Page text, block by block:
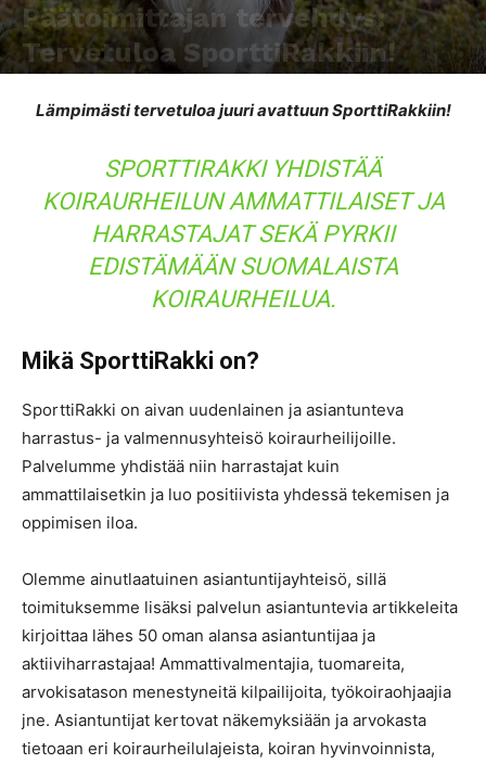
Päätoimittajan tervehdys:
Tervetuloa SporttiRakkiin!
Lämpimästi tervetuloa juuri avattuun SporttiRakkiin!
SPORTTIRAKKI YHDISTÄÄ
KOIRAURHEILUN AMMATTILAISET JA
HARRASTAJAT SEKÄ PYRKII
EDISTÄMÄÄN SUOMALAISTA
KOIRAURHEILUA.
Mikä SporttiRakki on?
SporttiRakki on aivan uudenlainen ja asiantunteva
harrastus- ja valmennusyhteisö koiraurheilijoille.
Palvelumme yhdistää niin harrastajat kuin
ammattilaisetkin ja luo positiivista yhdessä tekemisen ja
oppimisen iloa.
Olemme ainutlaatuinen asiantuntijayhteisö, sillä
toimituksemme lisäksi palvelun asiantuntevia artikkeleita
kirjoittaa lähes 50 oman alansa asiantuntijaa ja
aktiiviharrastajaa! Ammattivalmentajia, tuomareita,
arvokisatason menestyneitä kilpailijoita, työkoiraohjaajia
jne. Asiantuntijat kertovat näkemyksiään ja arvokasta
tietoaan eri koiraurheilulajeista, koiran hyvinvoinnista,